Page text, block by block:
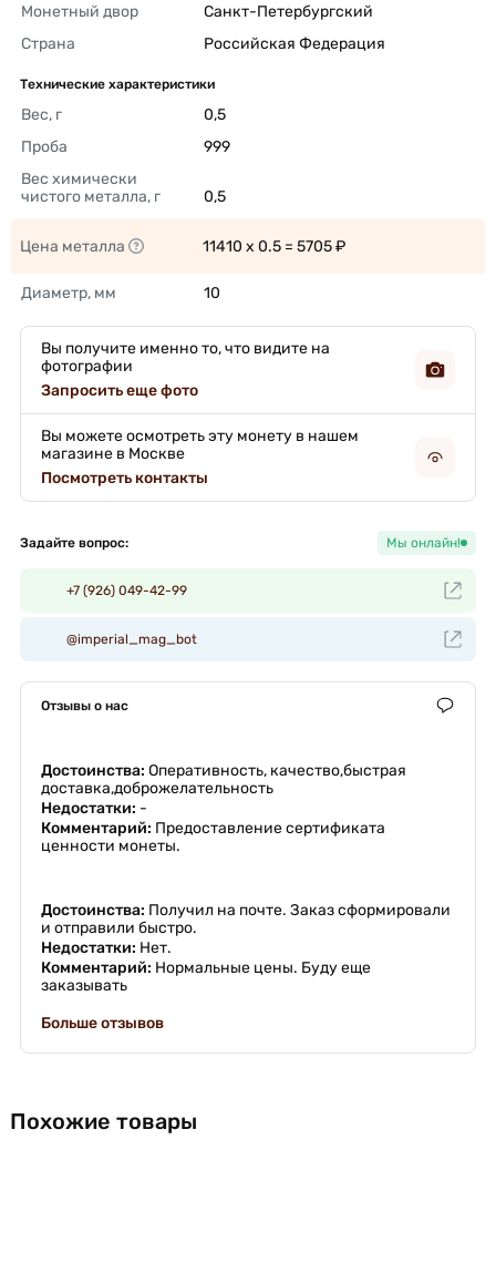
Монетный двор
Санкт-Петербургский
Страна
Российская Федерация
Технические характеристики
Вес, г
0,5
Проба
999
Вес химически
чистого металла, г
0,5
Цена металла 11410 x 0.5 = 5705 ₽
Диаметр, мм 10
Вы получите именно то, что видите на
фотографии
Запросить еще фото
Вы можете осмотреть эту монету в нашем
магазине в Москве
Посмотреть контакты
Задайте вопрос: Мы онлайн!
+7 (926) 049-42-99
@imperial_mag_bot
Отзывы о нас
Достоинства: Оперативность, качество,быстрая
доставка,доброжелательность
Недостатки: -
Комментарий: Предоставление сертификата
ценности монеты.
Достоинства: Получил на почте. Заказ сформировали
и отправили быстро.
Недостатки: Нет.
Комментарий: Нормальные цены. Буду еще
заказывать
Больше отзывов
Похожие товары